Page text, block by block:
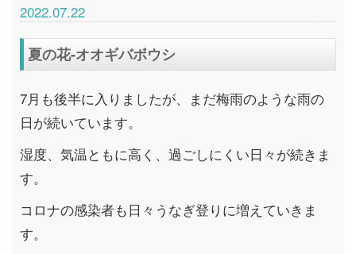
2022.07.22
夏の花-オオギバボウシ
7月も後半に入りましたが、まだ梅雨のような雨の
日が続いています。
湿度、気温ともに高く、過ごしにくい日々が続きま
す。
コロナの感染者も日々うなぎ登りに増えていきま
す。